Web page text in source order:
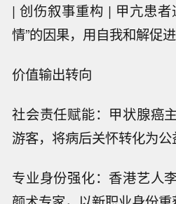
| 创伤叙事重构 | 甲亢患
情”的因果，用自我和解促
价值输出转向
社会责任赋能：甲状腺癌
游客，将病后关怀转化为公
专业身份强化：香港艺人